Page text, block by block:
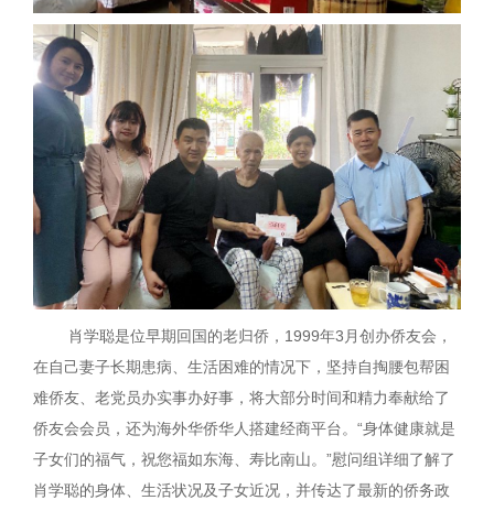
肖学聪是位早期回国的老归侨，1999年3月创办侨友会，
在自己妻子长期患病、生活困难的情况下，坚持自掏腰包帮困
难侨友、老党员办实事办好事，将大部分时间和精力奉献给了
侨友会会员，还为海外华侨华人搭建经商平台。“身体健康就是
子女们的福气，祝您福如东海、寿比南山。”慰问组详细了解了
肖学聪的身体、生活状况及子女近况，并传达了最新的侨务政